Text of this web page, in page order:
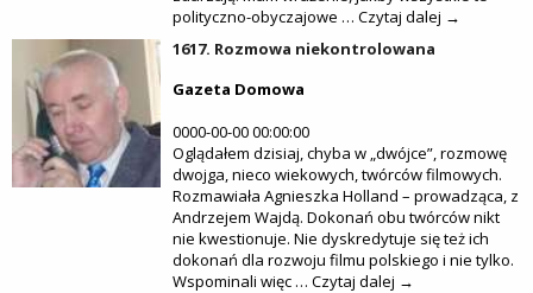
polityczno-obyczajowe … Czytaj dalej →
1617. Rozmowa niekontrolowana
Gazeta Domowa
0000-00-00 00:00:00
Oglądałem dzisiaj, chyba w „dwójce”, rozmowę
dwojga, nieco wiekowych, twórców filmowych.
Rozmawiała Agnieszka Holland – prowadząca, z
Andrzejem Wajdą. Dokonań obu twórców nikt
nie kwestionuje. Nie dyskredytuje się też ich
dokonań dla rozwoju filmu polskiego i nie tylko.
Wspominali więc … Czytaj dalej →